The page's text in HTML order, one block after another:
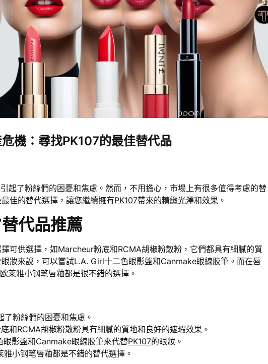
機：尋找PK107的最佳替代品
引起了粉絲們的困憂和焦慮。然而，不用擔心，市場上有很多值得考慮的替
佳的替代選擇，讓您繼續擁有PK107帶來的精緻光澤和效果 。
代品推薦
可供選擇，如Marcheur粉底和RCMA胡椒粉散粉，它們都具有細膩的質
妝來說，可以嘗試L.A. Girl十二色眼影盤和Canmake眼線胶筆。而在唇
莱雅小钢笔唇釉都是很不錯的選擇。
了粉絲們的困憂和焦慮。
和RCMA胡椒粉散粉具有細膩的質地和良好的遮瑕效果。
影盤和Canmake眼線胶筆來代替PK107的眼妝。
雅小钢笔唇釉都是不錯的替代選擇。